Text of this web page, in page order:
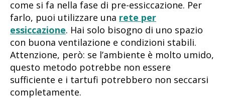
come si fa nella fase di pre-essiccazione. Per
farlo, puoi utilizzare una rete per
essiccazione. Hai solo bisogno di uno spazio
con buona ventilazione e condizioni stabili.
Attenzione, però: se l’ambiente è molto umido,
questo metodo potrebbe non essere
sufficiente e i tartufi potrebbero non seccarsi
completamente.